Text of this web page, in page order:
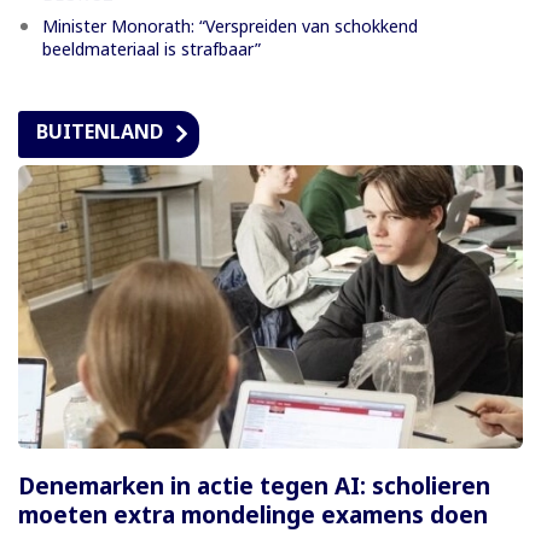
Minister Monorath: “Verspreiden van schokkend
beeldmateriaal is strafbaar”
BUITENLAND
Denemarken in actie tegen AI: scholieren
moeten extra mondelinge examens doen